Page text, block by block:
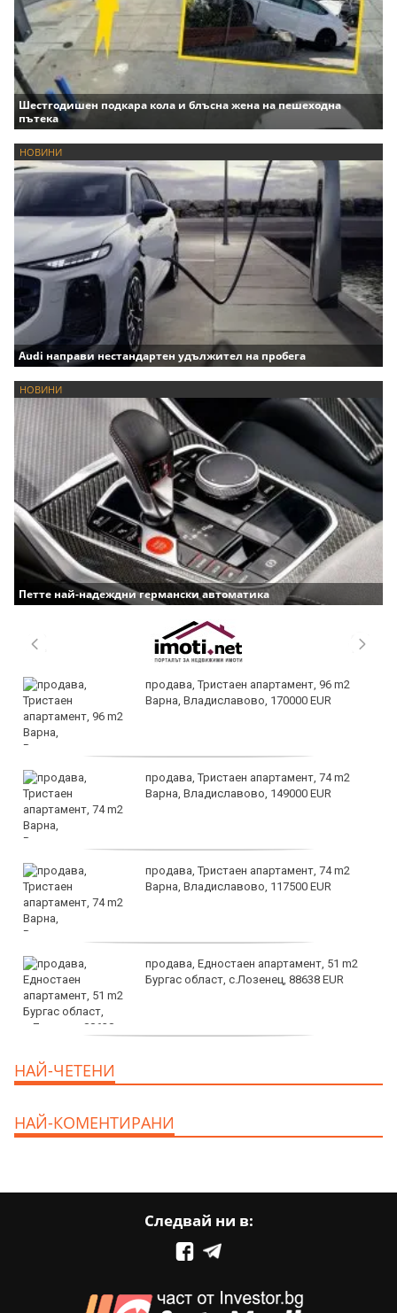
Шестгодишен подкара кола и блъсна жена на пешеходна
пътека
НОВИНИ
Audi направи нестандартен удължител на пробега
НОВИНИ
Петте най-надеждни германски автоматика
продава, Тристаен апартамент, 96 m2
Варна, Владиславово, 170000 EUR
продава, Тристаен апартамент, 74 m2
Варна, Владиславово, 149000 EUR
продава, Тристаен апартамент, 74 m2
Варна, Владиславово, 117500 EUR
продава, Едностаен апартамент, 51 m2
Бургас област, с.Лозенец, 88638 EUR
EUR
НАЙ-ЧЕТЕНИ
НАЙ-КОМЕНТИРАНИ
Следвай ни в: